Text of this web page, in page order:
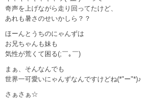
奇声を上げながら走り回ってたけど、
あれも暑さのせいかしら？？
ほーんとうちのにゃんずは
お兄ちゃんも妹も
気性が荒くて困る(;￣｡￣)
まぁ、そんなんでも
世界一可愛いにゃんずなんですけどね(*"ー"*)♪
さぁさぁ☆